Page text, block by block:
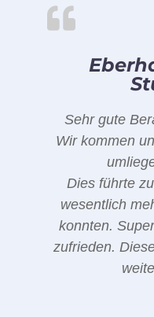
Sehr gute
Wir kommen
Dies führte
wesentlich
konnten.
zufrieden.